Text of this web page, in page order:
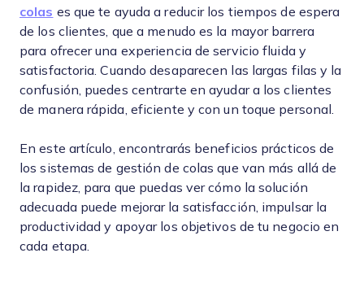
colas es que te ayuda a reducir los tiempos de espera
de los clientes, que a menudo es la mayor barrera
para ofrecer una experiencia de servicio fluida y
satisfactoria. Cuando desaparecen las largas filas y la
confusión, puedes centrarte en ayudar a los clientes
de manera rápida, eficiente y con un toque personal.
En este artículo, encontrarás beneficios prácticos de
los sistemas de gestión de colas que van más allá de
la rapidez, para que puedas ver cómo la solución
adecuada puede mejorar la satisfacción, impulsar la
productividad y apoyar los objetivos de tu negocio en
cada etapa.